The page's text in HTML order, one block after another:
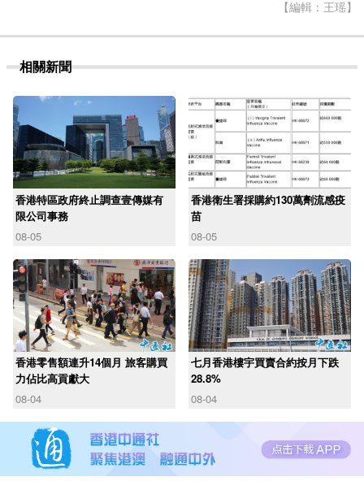
【編輯：王瑶】
相關新聞
香港特區政府終止調查壹傳媒有
限公司事務
08-05
香港衛生署採購約130萬劑流感疫
苗
08-05
香港零售額連升14個月 旅客購買
力佔比高貢獻大
08-04
七月香港樓宇買賣合約按月下跌
28.8%
08-04